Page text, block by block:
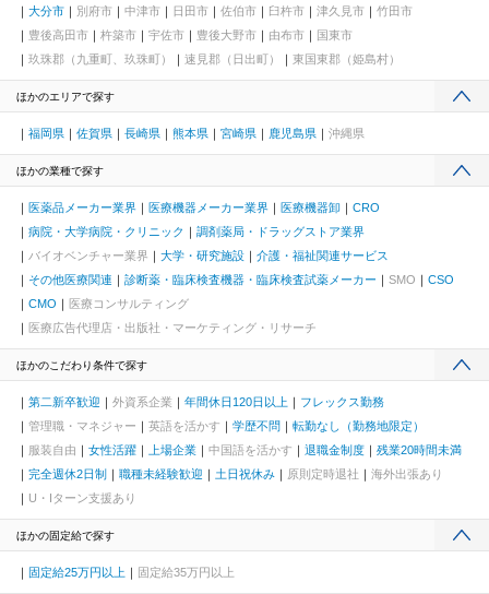
大分市 別府市 中津市 日田市 佐伯市 臼杵市 津久見市
竹田市
豊後高田市
杵築市 宇佐市 豊後大野市 由布市
国東市
玖珠郡（九重町、玖珠町）
速見郡（日出町） 東国東郡（姫島村）
ほかのエリアで探す
福岡県 佐賀県 長崎県 熊本県 宮崎県 鹿児島県 沖縄県
ほかの業種で探す
医薬品メーカー業界 医療機器メーカー業界 医療機器卸
CRO
病院・大学病院・クリニック
調剤薬局・ドラッグストア業界
バイオベンチャー業界
大学・研究施設
介護・福祉関連サービス
その他医療関連
診断薬・臨床検査機器・臨床検査試薬メーカー SMO
CSO
CMO
医療コンサルティング
医療広告代理店・出版社・マーケティング・リサーチ
ほかのこだわり条件で探す
第二新卒歓迎 外資系企業 年間休日120日以上
フレックス勤務
管理職・マネジャー
英語を活かす 学歴不問
転勤なし（勤務地限定）
服装自由
女性活躍 上場企業 中国語を活かす 退職金制度
残業20時間未満
完全週休2日制
職種未経験歓迎 土日祝休み 原則定時退社
海外出張あり
U・Iターン支援あり
ほかの固定給で探す
固定給25万円以上 固定給35万円以上